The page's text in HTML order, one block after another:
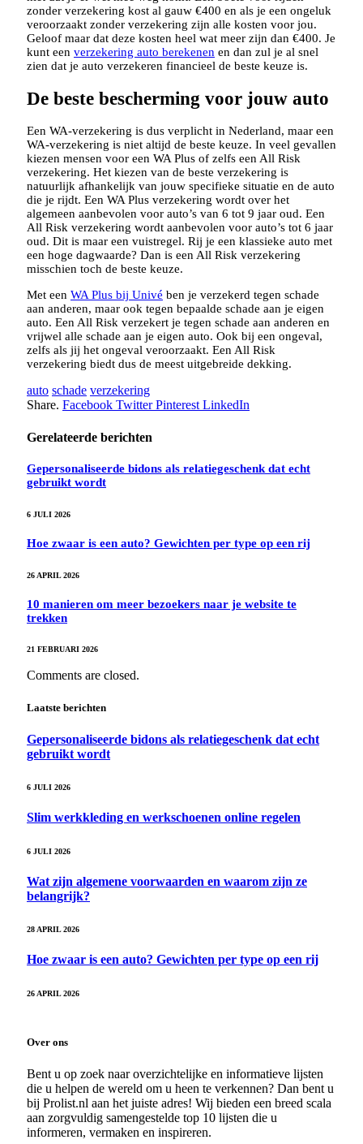
zonder verzekering kost al gauw €400 en als je een ongeluk
veroorzaakt zonder verzekering zijn alle kosten voor jou.
Geloof maar dat deze kosten heel wat meer zijn dan €400. Je
kunt een verzekering auto berekenen en dan zul je al snel
zien dat je auto verzekeren financieel de beste keuze is.
De beste bescherming voor jouw auto
Een WA-verzekering is dus verplicht in Nederland, maar een
WA-verzekering is niet altijd de beste keuze. In veel gevallen
kiezen mensen voor een WA Plus of zelfs een All Risk
verzekering. Het kiezen van de beste verzekering is
natuurlijk afhankelijk van jouw specifieke situatie en de auto
die je rijdt. Een WA Plus verzekering wordt over het
algemeen aanbevolen voor auto’s van 6 tot 9 jaar oud. Een
All Risk verzekering wordt aanbevolen voor auto’s tot 6 jaar
oud. Dit is maar een vuistregel. Rij je een klassieke auto met
een hoge dagwaarde? Dan is een All Risk verzekering
misschien toch de beste keuze.
Met een WA Plus bij Univé ben je verzekerd tegen schade
aan anderen, maar ook tegen bepaalde schade aan je eigen
auto. Een All Risk verzekert je tegen schade aan anderen en
vrijwel alle schade aan je eigen auto. Ook bij een ongeval,
zelfs als jij het ongeval veroorzaakt. Een All Risk
verzekering biedt dus de meest uitgebreide dekking.
auto schade verzekering
Share. Facebook Twitter Pinterest LinkedIn
Gerelateerde berichten
Gepersonaliseerde bidons als relatiegeschenk dat echt
gebruikt wordt
6 JULI 2026
Hoe zwaar is een auto? Gewichten per type op een rij
26 APRIL 2026
10 manieren om meer bezoekers naar je website te
trekken
21 FEBRUARI 2026
Comments are closed.
Laatste berichten
Gepersonaliseerde bidons als relatiegeschenk dat echt
gebruikt wordt
6 JULI 2026
Slim werkkleding en werkschoenen online regelen
6 JULI 2026
Wat zijn algemene voorwaarden en waarom zijn ze
belangrijk?
28 APRIL 2026
Hoe zwaar is een auto? Gewichten per type op een rij
26 APRIL 2026
Over ons
Bent u op zoek naar overzichtelijke en informatieve lijsten
die u helpen de wereld om u heen te verkennen? Dan bent u
bij Prolist.nl aan het juiste adres! Wij bieden een breed scala
aan zorgvuldig samengestelde top 10 lijsten die u
informeren, vermaken en inspireren.